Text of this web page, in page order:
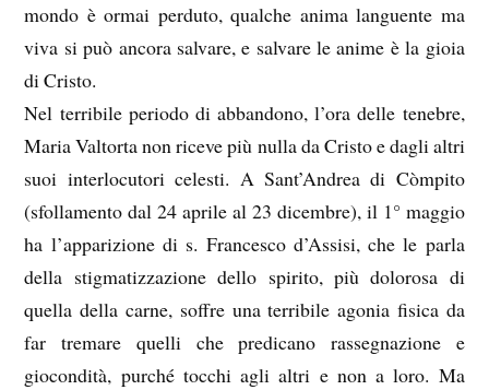
mondo è ormai perduto, qualche anima languente ma
viva si può ancora salvare, e salvare le anime è la gioia
di Cristo.
Nel terribile periodo di abbandono, l’ora delle tenebre,
Maria Valtorta non riceve più nulla da Cristo e dagli altri
suoi interlocutori celesti. A Sant’Andrea di Còmpito
(sfollamento dal 24 aprile al 23 dicembre), il 1° maggio
ha l’apparizione di s. Francesco d’Assisi, che le parla
della stigmatizzazione dello spirito, più dolorosa di
quella della carne, soffre una terribile agonia fisica da
far tremare quelli che predicano rassegnazione e
giocondità, purché tocchi agli altri e non a loro. Ma